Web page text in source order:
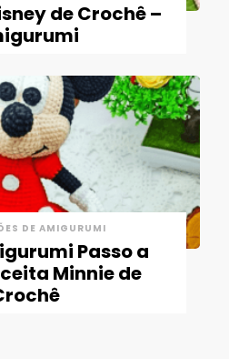
de Crochê –
DE AMIGURUMI
Passo a
Minnie de